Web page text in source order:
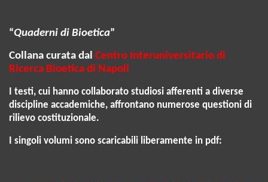
“Quaderni di Bioetica”
Collana curata dal Centro Interuniversitario di
Ricerca Bioetica di Napoli
I testi, cui hanno collaborato studiosi afferenti a diverse
discipline accademiche, affrontano numerose questioni di
rilievo costituzionale.
I singoli volumi sono scaricabili liberamente in pdf: